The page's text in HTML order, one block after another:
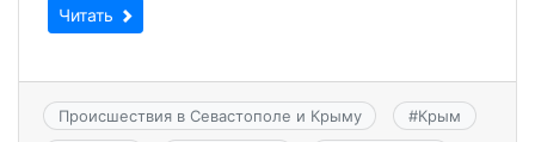
Читать
Происшествия в Севастополе и Крыму #Крым